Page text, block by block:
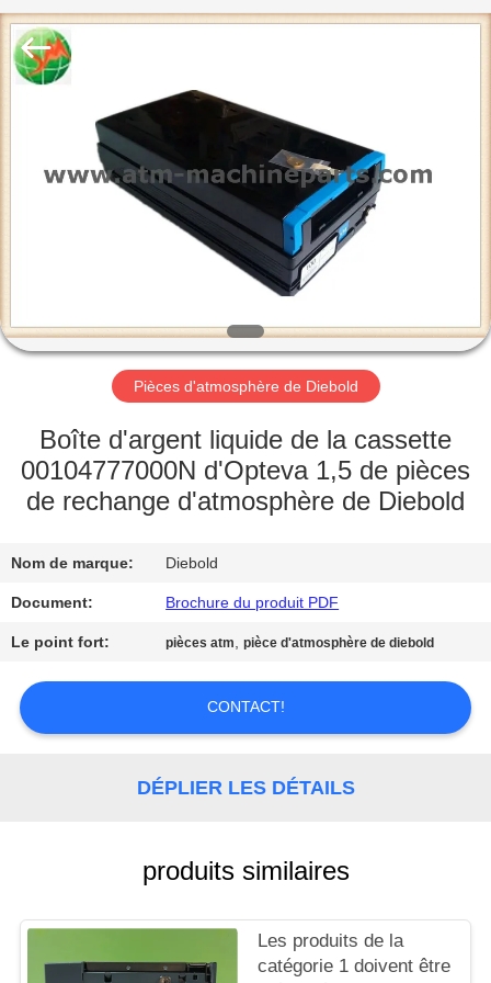
MAISON
PRODUITS
DE
NOUS
VISITE
D'USINE
DE
QUALITÉ
CONTACTEZ-
NOUS
NOUVELLES
CITATION
GSM
International
Trade
Co.,Ltd..
Rights
Pièces d'atmosphère de Diebold
Boîte d'argent liquide de la cassette
00104777000N d'Opteva 1,5 de pièces
de rechange d'atmosphère de Diebold
Nom de marque: Diebold
Document: Brochure du produit PDF
Le point fort: pièces atm,pièce d'atmosphère de diebold
CONTACT!
DÉPLIER LES DÉTAILS
produits similaires
Les produits de la
catégorie 1 doivent être